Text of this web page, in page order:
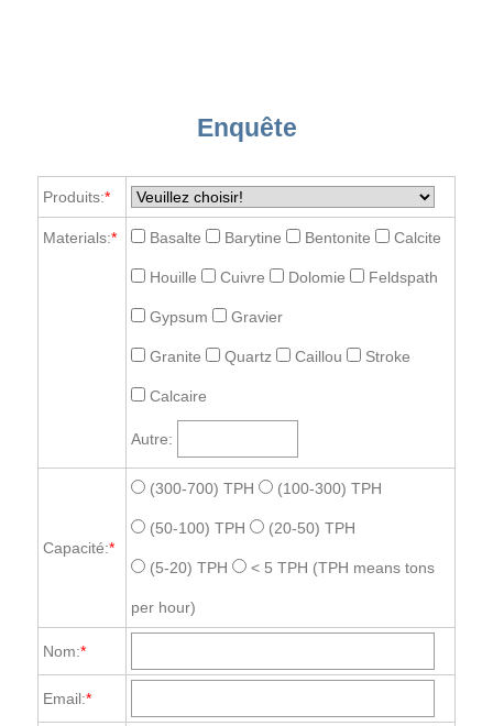
Enquête
Produits:*
Materials:* Basalte Barytine Bentonite Calcite
Houille Cuivre Dolomie Feldspath
Gypsum Gravier
Granite Quartz Caillou Stroke
Calcaire
Autre:
Capacité:*
(300-700) TPH (100-300) TPH
(50-100) TPH (20-50) TPH
(5-20) TPH < 5 TPH (TPH means tons
per hour)
Nom:*
Email:*